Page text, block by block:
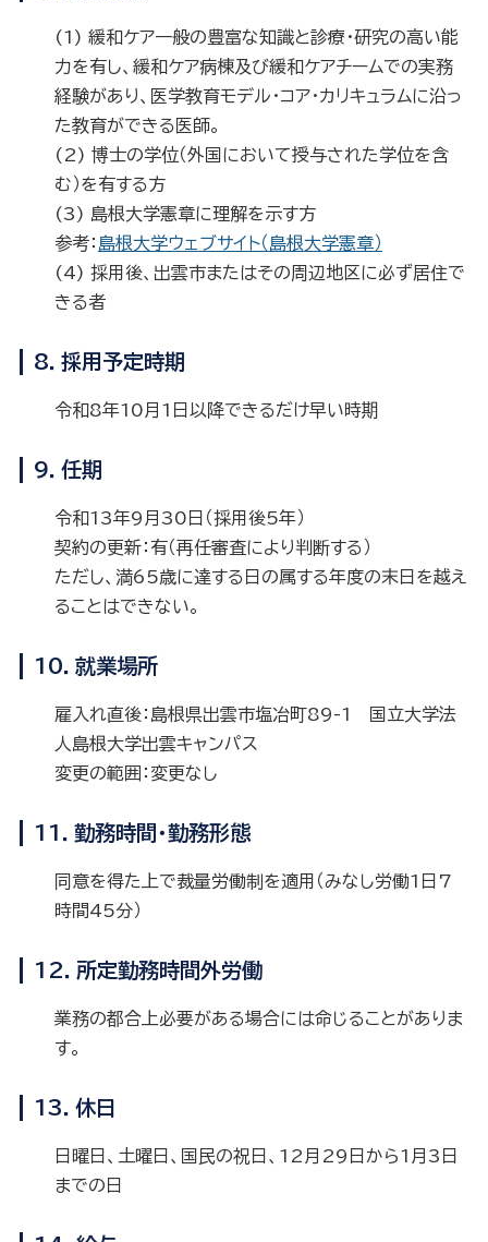
(1) 緩和ケア一般の豊富な知識と診療・研究の高い能
力を有し、緩和ケア病棟及び緩和ケアチームでの実務
経験があり、医学教育モデル・コア・カリキュラムに沿っ
た教育ができる医師。
(2) 博士の学位（外国において授与された学位を含
む）を有する方
(3) 島根大学憲章に理解を示す方
参考： 島根大学ウェブサイト（島根大学憲章）
(4) 採用後、出雲市またはその周辺地区に必ず居住で
きる者
8．採用予定時期
令和8年10月1日以降できるだけ早い時期
9．任期
令和13年9月30日（採用後5年）
契約の更新：有（再任審査により判断する）
ただし、満65歳に達する日の属する年度の末日を越え
ることはできない。
10．就業場所
雇入れ直後：島根県出雲市塩冶町89-1 国立大学法
人島根大学出雲キャンパス
変更の範囲：変更なし
11．勤務時間・勤務形態
同意を得た上で裁量労働制を適用（みなし労働1日7
時間45分）
12．所定勤務時間外労働
業務の都合上必要がある場合には命じることがありま
す。
13．休日
日曜日、土曜日、国民の祝日、12月29日から1月3日
までの日